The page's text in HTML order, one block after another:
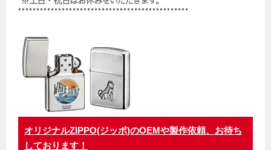
オリジナルZIPPO(ジッポ)のOEMや製作依頼、お待ち
しております！